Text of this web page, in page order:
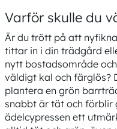
Varför skulle du
Är du trött på att
tittar in i din trädgård
nytt bostadsområde
väldigt kal och färglös?
plantera en grön
snabbt är tät och förblir
ädelcypressen ett